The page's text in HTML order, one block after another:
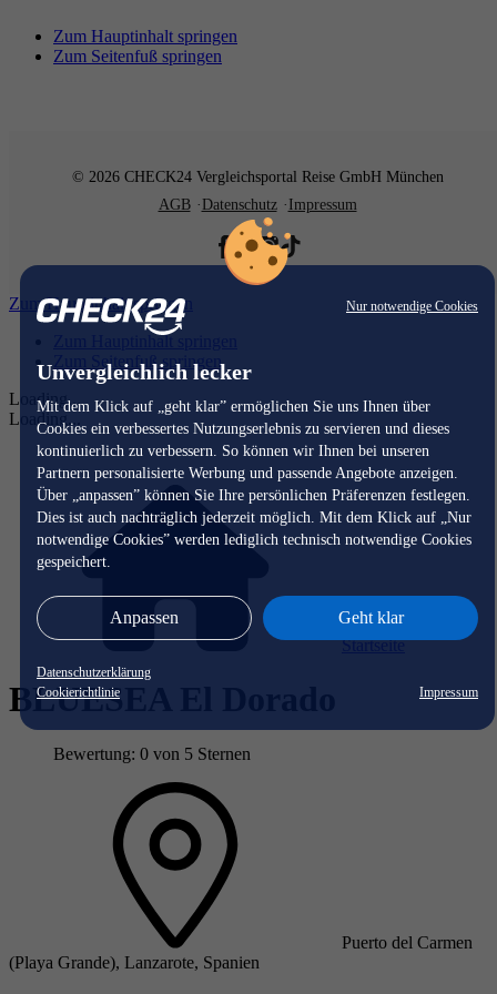
Nur notwendige Cookies
Unvergleichlich lecker
Mit dem Klick auf „geht klar” ermöglichen Sie uns Ihnen über
Cookies ein verbessertes Nutzungserlebnis zu servieren und dieses
kontinuierlich zu verbessern. So können wir Ihnen bei unseren
Partnern personalisierte Werbung und passende Angebote anzeigen.
Über „anpassen” können Sie Ihre persönlichen Präferenzen festlegen.
Dies ist auch nachträglich jederzeit möglich. Mit dem Klick auf „Nur
notwendige Cookies” werden lediglich technisch notwendige Cookies
gespeichert.
Anpassen Geht klar
Datenschutzerklärung
Cookierichtlinie
Impressum
Zum Hauptinhalt springen
Zum Seitenfuß springen
© 2026 CHECK24 Vergleichsportal Reise GmbH München
AGB
Datenschutz Impressum
Zum Hauptinhalt springen
Zum Hauptinhalt springen
Zum Seitenfuß springen
Loading...
Loading...
Startseite
BLUESEA El Dorado
Bewertung: 0 von 5 Sternen
Puerto del Carmen
(Playa Grande), Lanzarote, Spanien